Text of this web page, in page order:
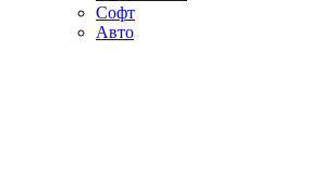
Софт
Авто